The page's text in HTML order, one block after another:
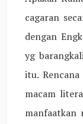
cagaran
dengan
yg
itu.
macam
manfaatkan